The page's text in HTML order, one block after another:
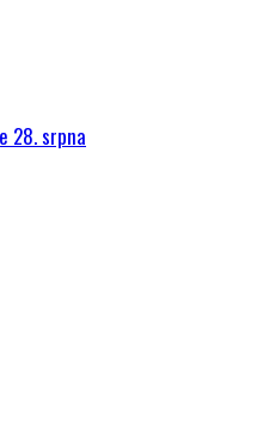
28. srpna